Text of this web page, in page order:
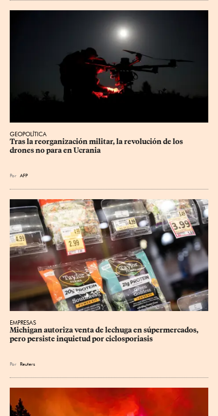
GEOPOLÍTICA
Tras la reorganización militar, la revolución de los
drones no para en Ucrania
Por AFP
EMPRESAS
Michigan autoriza venta de lechuga en súpermercados,
pero persiste inquietud por ciclosporiasis
Por Reuters